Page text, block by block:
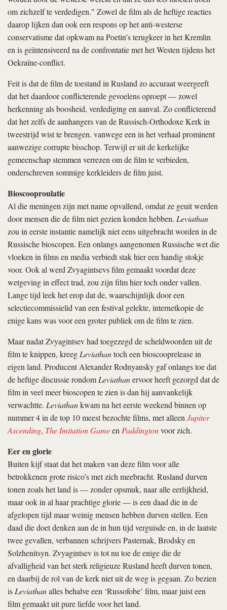
om zichzelf te verdedigen." Zowel de film als de heftige reacties
daarop lijken dan ook een respons op het anti-westerse
conservatisme dat opkwam na Poetin’s terugkeer in het Kremlin
en is geïntensiveerd na de confrontatie met het Westen tijdens het
Oekraïne-conflict.
Feit is dat de film de toestand in Rusland zo accuraat weergeeft
dat het daardoor conflicterende gevoelens oproept — zowel
herkenning als boosheid, verdediging en aanval. Zo conflicterend
dat het zelfs de aanhangers van de Russisch-Orthodoxe Kerk in
tweestrijd wist te brengen. vanwege een in het verhaal prominent
aanwezige corrupte bisschop. Terwijl er uit de kerkelijke
gemeenschap stemmen verrezen om de film te verbieden,
onderschreven sommige kerkleiders de film juist.
Bioscooproulatie
Al die meningen zijn met name opvallend, omdat ze geuit werden
door mensen die de film niet gezien konden hebben. Leviathan
zou in eerste instantie namelijk niet eens uitgebracht worden in de
Russische bioscopen. Een onlangs aangenomen Russische wet die
vloeken in films en media verbiedt stak hier een handig stokje
voor. Ook al werd Zvyagintsevs film gemaakt voordat deze
wetgeving in effect trad, zou zijn film hier toch onder vallen.
Lange tijd leek het erop dat de, waarschijnlijk door een
selectiecommissielid van een festival gelekte, internetkopie de
enige kans was voor een groter publiek om de film te zien.
Maar nadat Zvyagintsevhad toegezegd de scheldwoorden uit de
film te knippen, kreegLeviathantoch een bioscooprelease in
eigen land. Producent Alexander Rodnyansky gaf onlangs toe dat
de heftige discussie rondomLeviathanervoor heeft gezorgd dat de
film in veel meer bioscopen te zien is dan hij aanvankelijk
verwachtte. Leviathankwam na het eerste weekend binnen op
nummer 4 in de top 10 meest bezochte films, met alleenJupiter
Ascending, The Imitation GameenPaddingtonvoor zich.
Eer en glorie
Buiten kijf staat dat het maken van deze film voor alle
betrokkenen grote risico’s met zich meebracht. Rusland durven
tonen zoals het land is — zonder opsmuk, naar alle eerlijkheid,
maar ook in al haar prachtige glorie — is een daad die in de
afgelopen tijd maar weinig mensen hebben durven stellen. Een
daad die doet denken aan de in hun tijd verguisde en, in de laatste
twee gevallen, verbannen schrijvers Pasternak, Brodsky en
Solzhenitsyn. Zvyagintsevis tot nu toe de enige die de
afvalligheid van het sterk religieuze Rusland heeft durven tonen,
en daarbij de rol van de kerk niet uit de weg is gegaan. Zo bezien
isLeviathanalles behalve een ‘Russofobe’ film, maar juist een
film gemaakt uit pure liefde voor het land.